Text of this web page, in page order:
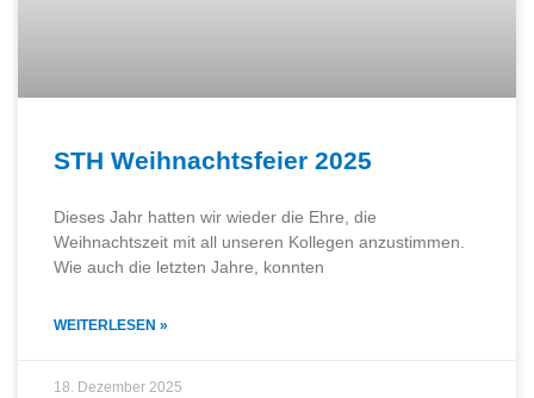
STH Weihnachtsfeier 2025
Dieses Jahr hatten wir wieder die Ehre, die
Weihnachtszeit mit all unseren Kollegen anzustimmen.
Wie auch die letzten Jahre, konnten
WEITERLESEN »
18. Dezember 2025